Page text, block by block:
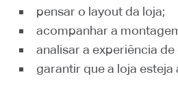
pensar o layout da loja;
acompanhar a
analisar a experiência
garantir que a loja